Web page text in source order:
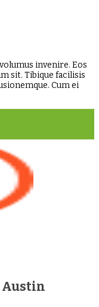
invenire. Eos
sit. Tibique facilisis
Cum ei
Austin